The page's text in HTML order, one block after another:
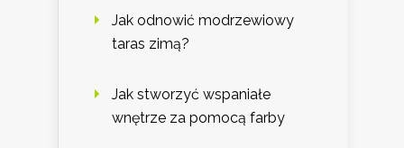
Jak odnowić modrzewiowy
taras zimą?
Jak stworzyć wspaniałe
wnętrze za pomocą farby